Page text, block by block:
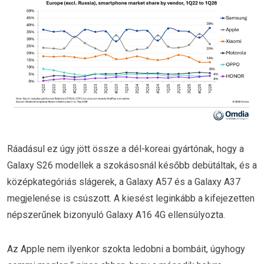
Ráadásul ez úgy jött össze a dél-koreai gyártónak, hogy a
Galaxy S26 modellek a szokásosnál később debütáltak, és a
középkategóriás slágerek, a Galaxy A57 és a Galaxy A37
megjelenése is csúszott. A kiesést leginkább a kifejezetten
népszerűnek bizonyuló Galaxy A16 4G ellensúlyozta.
Az Apple nem ilyenkor szokta ledobni a bombáit, úgyhogy